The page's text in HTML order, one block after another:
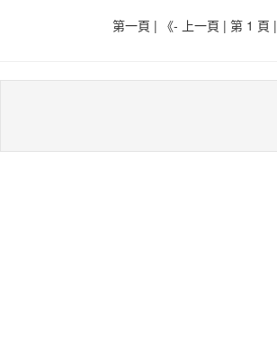
第一頁 | 《- 上一頁 | 第 1 頁 |